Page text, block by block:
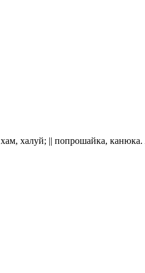
хам, халуй; || попрошайка, канюка.